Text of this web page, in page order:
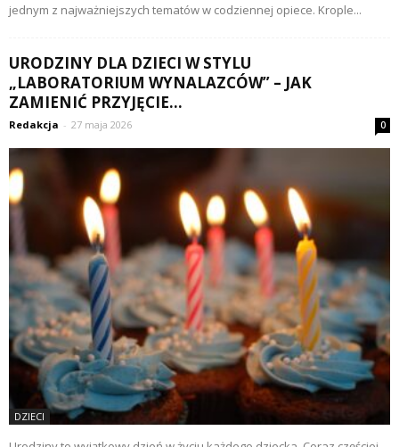
jednym z najważniejszych tematów w codziennej opiece. Krople...
URODZINY DLA DZIECI W STYLU
„LABORATORIUM WYNALAZCÓW” – JAK
ZAMIENIĆ PRZYJĘCIE...
Redakcja - 27 maja 2026 0
DZIECI